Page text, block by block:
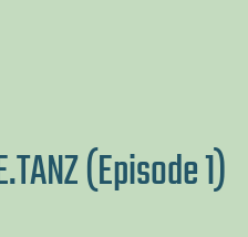
(Episode 1)